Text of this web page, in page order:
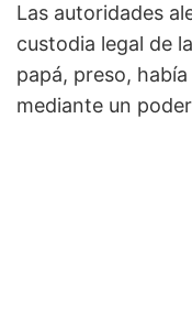
Las autoridades
custodia legal de
papá, preso,
mediante un